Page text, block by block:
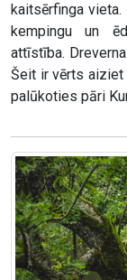
kaitsērfinga
kempingu un
attīstība.
Šeit ir vērts aiziet
palūkoties pāri